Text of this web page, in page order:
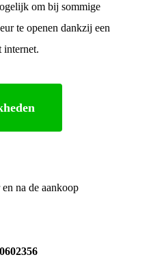
om bij sommige
te openen dankzij een
internet.
na de aankoop